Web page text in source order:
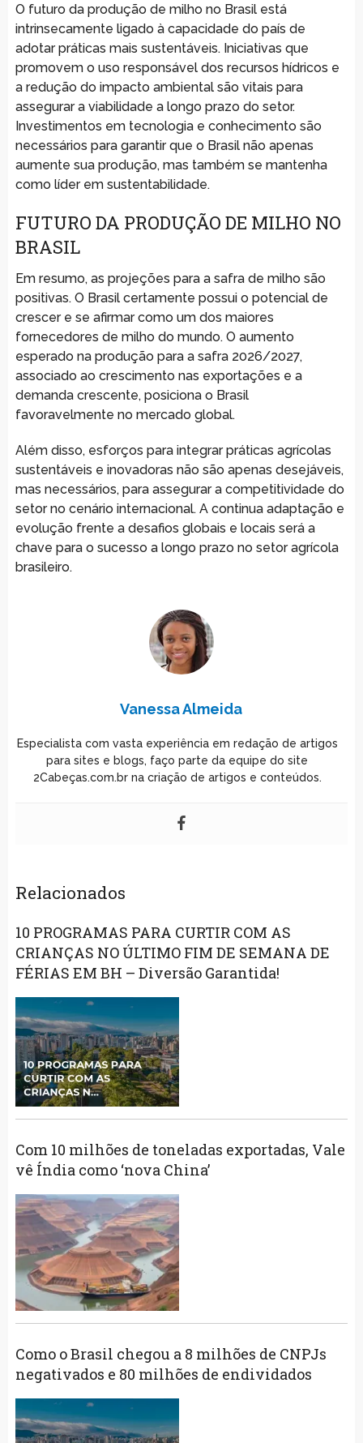
O futuro da produção de milho no Brasil está
intrinsecamente ligado à capacidade do país de
adotar práticas mais sustentáveis. Iniciativas que
promovem o uso responsável dos recursos hídricos e
a redução do impacto ambiental são vitais para
assegurar a viabilidade a longo prazo do setor.
Investimentos em tecnologia e conhecimento são
necessários para garantir que o Brasil não apenas
aumente sua produção, mas também se mantenha
como líder em sustentabilidade.
FUTURO DA PRODUÇÃO DE MILHO NO
BRASIL
Em resumo, as projeções para a safra de milho são
positivas. O Brasil certamente possui o potencial de
crescer e se afirmar como um dos maiores
fornecedores de milho do mundo. O aumento
esperado na produção para a safra 2026/2027,
associado ao crescimento nas exportações e a
demanda crescente, posiciona o Brasil
favoravelmente no mercado global.
Além disso, esforços para integrar práticas agrícolas
sustentáveis e inovadoras não são apenas desejáveis,
mas necessários, para assegurar a competitividade do
setor no cenário internacional. A continua adaptação e
evolução frente a desafios globais e locais será a
chave para o sucesso a longo prazo no setor agrícola
brasileiro.
Vanessa Almeida
Especialista com vasta experiência em redação de artigos
para sites e blogs, faço parte da equipe do site
2Cabeças.com.br na criação de artigos e conteúdos.
Relacionados
10 PROGRAMAS PARA CURTIR COM AS
CRIANÇAS NO ÚLTIMO FIM DE SEMANA DE
FÉRIAS EM BH – Diversão Garantida!
Com 10 milhões de toneladas exportadas, Vale
vê Índia como ‘nova China’
Como o Brasil chegou a 8 milhões de CNPJs
negativados e 80 milhões de endividados